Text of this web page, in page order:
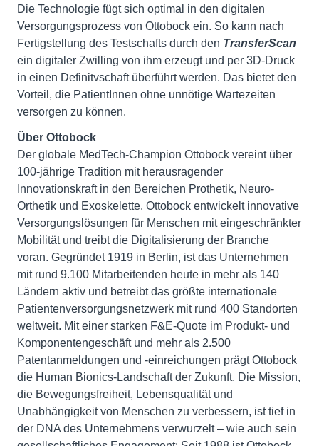
Die Technologie fügt sich optimal in den digitalen
Versorgungsprozess von Ottobock ein. So kann nach
Fertigstellung des Testschafts durch den TransferScan
ein digitaler Zwilling von ihm erzeugt und per 3D-Druck
in einen Definitvschaft überführt werden. Das bietet den
Vorteil, die PatientInnen ohne unnötige Wartezeiten
versorgen zu können.
Über Ottobock
Der globale MedTech-Champion Ottobock vereint über
100-jährige Tradition mit herausragender
Innovationskraft in den Bereichen Prothetik, Neuro-
Orthetik und Exoskelette. Ottobock entwickelt innovative
Versorgungslösungen für Menschen mit eingeschränkter
Mobilität und treibt die Digitalisierung der Branche
voran. Gegründet 1919 in Berlin, ist das Unternehmen
mit rund 9.100 Mitarbeitenden heute in mehr als 140
Ländern aktiv und betreibt das größte internationale
Patientenversorgungsnetzwerk mit rund 400 Standorten
weltweit. Mit einer starken F&E-Quote im Produkt- und
Komponentengeschäft und mehr als 2.500
Patentanmeldungen und -einreichungen prägt Ottobock
die Human Bionics-Landschaft der Zukunft. Die Mission,
die Bewegungsfreiheit, Lebensqualität und
Unabhängigkeit von Menschen zu verbessern, ist tief in
der DNA des Unternehmens verwurzelt – wie auch sein